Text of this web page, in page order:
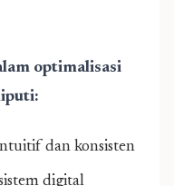
optimalisasi
dan konsisten
digital